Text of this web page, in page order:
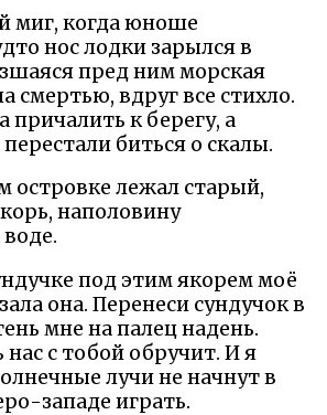
миг, когда юноше
нос лодки зарылся в
пред ним морская
смертью, вдруг все стихло.
причалить к берегу, а
биться о скалы.
островке лежал старый,
наполовину
под этим якорем моё
она. Перенеси сундучок в
мне на палец надень.
нас с тобой обручит. И я
лучи не начнут в
западе играть.